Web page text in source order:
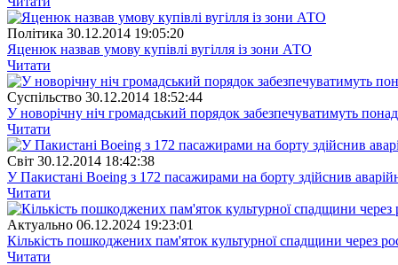
Полiтика 30.12.2014 19:05:20
Яценюк назвав умову купівлі вугілля із зони АТО
Читати
Суспiльство 30.12.2014 18:52:44
У новорічну ніч громадський порядок забезпечуватимуть
Читати
Свiт 30.12.2014 18:42:38
У Пакистані Boeing з 172 пасажирами на борту здійснив
Читати
Актуально 06.12.2024 19:23:01
Кількість пошкоджених пам'яток культурної спадщини через
Читати